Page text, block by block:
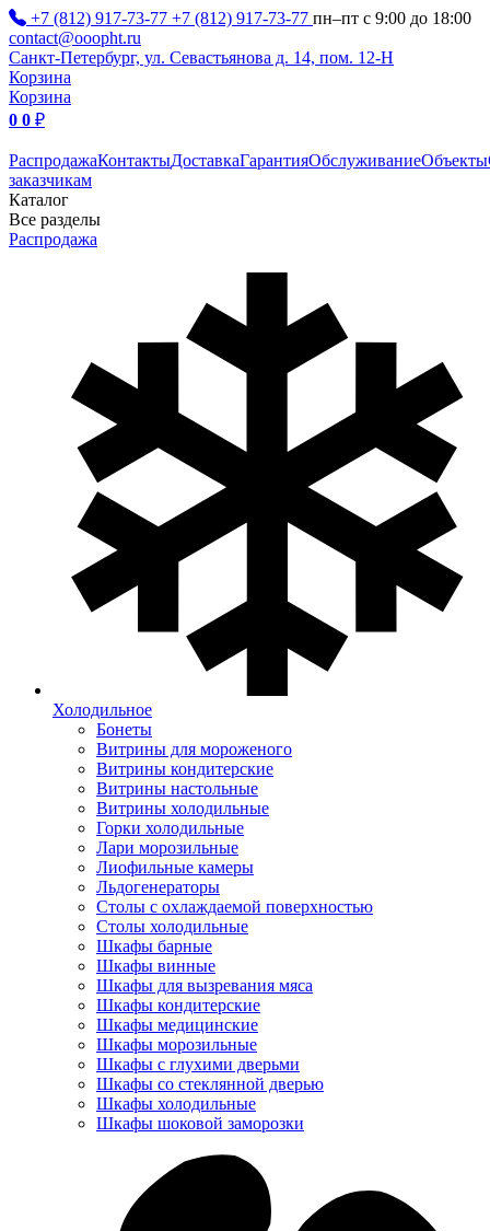
+7 (812) 917-73-77 +7 (812) 917-73-77 пн–пт с 9:00 до 18:00
contact@ooopht.ru
Санкт-Петербург, ул. Севастьянова д. 14, пом. 12-Н
Корзина
Корзина
0 0 ₽
РаспродажаКонтактыДоставкаГарантияОбслуживаниеОбъекты
заказчикам
Каталог
Все разделы
Распродажа
Холодильное
Бонеты
Витрины для мороженого
Витрины кондитерские
Витрины настольные
Витрины холодильные
Горки холодильные
Лари морозильные
Лиофильные камеры
Льдогенераторы
Столы с охлаждаемой поверхностью
Столы холодильные
Шкафы барные
Шкафы винные
Шкафы для вызревания мяса
Шкафы кондитерские
Шкафы медицинские
Шкафы морозильные
Шкафы с глухими дверьми
Шкафы со стеклянной дверью
Шкафы холодильные
Шкафы шоковой заморозки